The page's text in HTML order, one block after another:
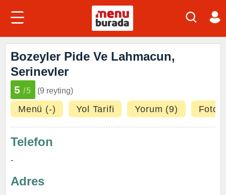
Bozeyler Pide Ve Lahmacun,
Serinevler
5 /5 (9 reyting)
Menü (-) Yol Tarifi Yorum (9)
Telefon
-
Adres